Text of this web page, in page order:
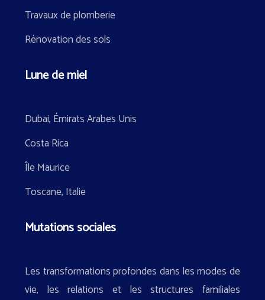
Travaux de plomberie
Rénovation des sols
Lune de miel
Dubai, Émirats Arabes Unis
Costa Rica
Île Maurice
Toscane, Italie
Mutations sociales
Les transformations profondes dans les modes de
vie, les relations et les structures familiales